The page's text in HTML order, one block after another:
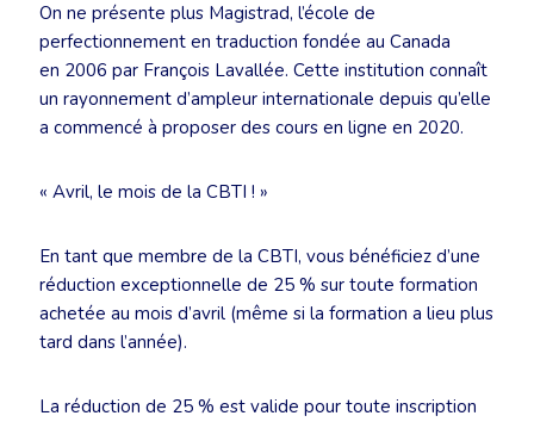
On ne présente plus Magistrad, l’école de
perfectionnement en traduction fondée au Canada
en 2006 par François Lavallée. Cette institution connaît
un rayonnement d’ampleur internationale depuis qu’elle
a commencé à proposer des cours en ligne en 2020.
« Avril, le mois de la CBTI ! »
En tant que membre de la CBTI, vous bénéficiez d’une
réduction exceptionnelle de 25 % sur toute formation
achetée au mois d’avril (même si la formation a lieu plus
tard dans l’année).
La réduction de 25 % est valide pour toute inscription